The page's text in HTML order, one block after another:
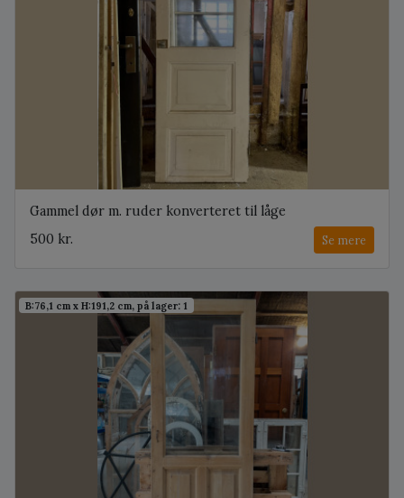
Gammel dør m. ruder konverteret til låge
500 kr.
Se mere
B:76,1 cm x H:191,2 cm, på lager: 1